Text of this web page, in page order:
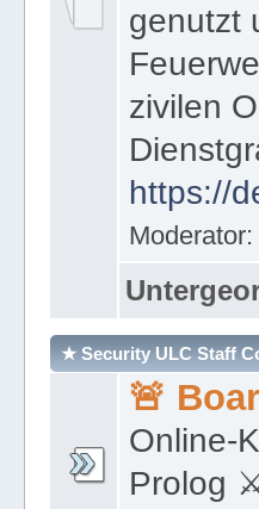
genutzt
zivilen
https://
Moderator:
★ Security ULC Staff
🚨
Online-
Prolog